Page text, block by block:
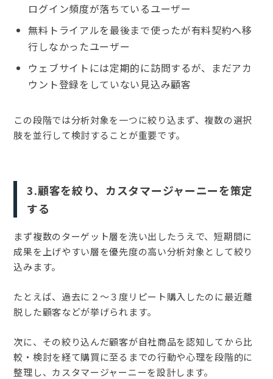
ログイン頻度が落ちているユーザー
無料トライアルを最後まで使ったが有料契約へ移
行しなかったユーザー
ウェブサイトには定期的に訪問するが、まだアカ
ウント登録をしていない見込み顧客
この段階では分析対象を一つに絞り込まず、複数の選択
肢を並行して検討することが重要です。
3.顧客を絞り、カスタマージャーニーを策定
する
まず複数のターゲット層を洗い出したうえで、短期間に
成果を上げやすい層を優先度の高い分析対象として絞り
込みます。
たとえば、過去に２〜３度リピート購入したのに最近離
脱した顧客などが挙げられます。
次に、その絞り込んだ顧客が自社商品を認知してから比
較・検討を経て購買に至るまでの行動や心理を段階的に
整理し、カスタマージャーニーを設計します。